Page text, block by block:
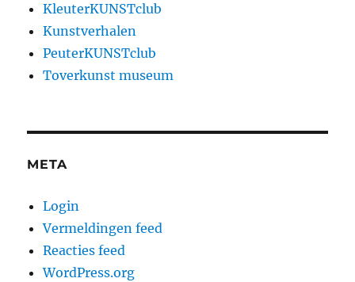
KleuterKUNSTclub
Kunstverhalen
PeuterKUNSTclub
Toverkunst museum
META
Login
Vermeldingen feed
Reacties feed
WordPress.org